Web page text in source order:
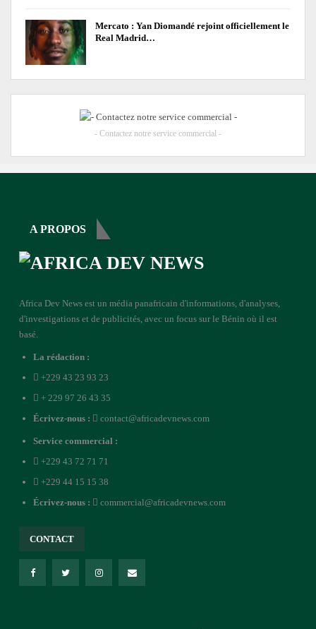
Mercato : Yan Diomandé rejoint officiellement le
Real Madrid…
- Contactez notre service commercial -
A PROPOS
Africa Dev News est un média panafricain d'informations, d'analyses,
d'investigations et de publicités, avec un focus sur le Bénin où il est
basé.
La rédaction :
+229 43 23 93 23
+ 229 97 26 43 35
Écrivez-nous :
contact@africadevnews.com
Service commercial :
+229 43 72 71 71
+229 44 15 15 38
Écrivez-nous :
commercial@africadevnews.com
CONTACT